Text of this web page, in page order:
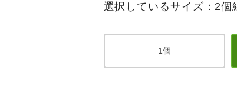
選択しているサイズ：2個
1個